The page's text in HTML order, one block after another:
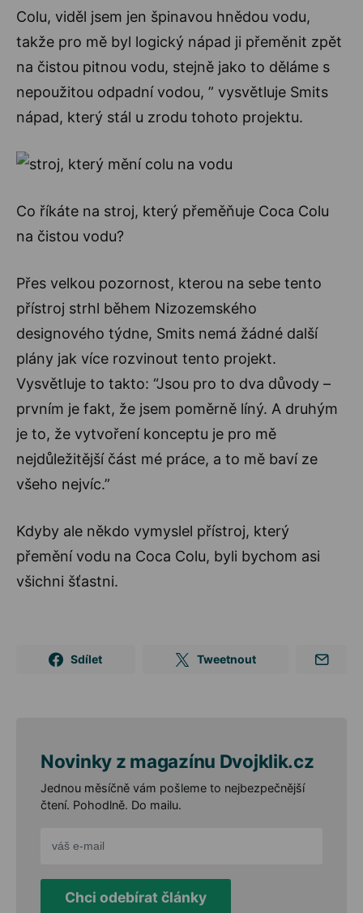
Colu, viděl jsem jen špinavou hnědou vodu,
takže pro mě byl logický nápad ji přeměnit zpět
na čistou pitnou vodu, stejně jako to děláme s
nepoužitou odpadní vodou, ” vysvětluje Smits
nápad, který stál u zrodu tohoto projektu.
Co říkáte na stroj, který přeměňuje Coca Colu
na čistou vodu?
Přes velkou pozornost, kterou na sebe tento
přístroj strhl během Nizozemského
designového týdne, Smits nemá žádné další
plány jak více rozvinout tento projekt.
Vysvětluje to takto: “Jsou pro to dva důvody –
prvním je fakt, že jsem poměrně líný. A druhým
je to, že vytvoření konceptu je pro mě
nejdůležitější část mé práce, a to mě baví ze
všeho nejvíc.”
Kdyby ale někdo vymyslel přístroj, který
přemění vodu na Coca Colu, byli bychom asi
všichni šťastni.
Sdílet Tweetnout
Novinky z magazínu Dvojklik.cz
Jednou měsíčně vám pošleme to nejbezpečnější
čtení. Pohodlně. Do mailu.
Chci odebírat články